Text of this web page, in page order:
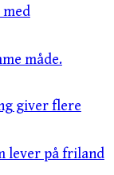
måde.
giver flere
lever på friland